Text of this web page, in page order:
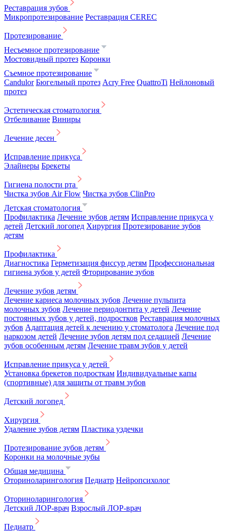
Реставрация зубов
Микропротезирование Реставрация CEREC
Протезирование
Несъемное протезирование
Мостовидный протез Коронки
Съемное протезирование
Candulor Бюгельный протез Acry Free QuattroTi Нейлоновый
протез
Эстетическая стоматология
Отбеливание Виниры
Лечение десен
Исправление прикуса
Элайнеры Брекеты
Гигиена полости рта
Чистка зубов Air Flow Чистка зубов ClinPro
Детская стоматология
Профилактика Лечение зубов детям Исправление прикуса у
детей Детский логопед Хирургия Протезирование зубов
детям
Профилактика
Диагностика Герметизация фиссур детям Профессиональная
гигиена зубов у детей Фторирование зубов
Лечение зубов детям
Лечение кариеса молочных зубов Лечение пульпита
молочных зубов Лечение периодонтита у детей Лечение
постоянных зубов у детей, подростков Реставрация молочных
зубов Адаптация детей к лечению у стоматолога Лечение под
наркозом детей Лечение зубов детям под седацией Лечение
зубов особенным детям Лечение травм зубов у детей
Исправление прикуса у детей
Установка брекетов подросткам Индивидуальные капы
(спортивные) для защиты от травм зубов
Детский логопед
Хирургия
Удаление зубов детям Пластика уздечки
Протезирование зубов детям
Коронки на молочные зубы
Общая медицина
Оториноларингология Педиатр Нейропсихолог
Оториноларингология
Детский ЛОР-врач Взрослый ЛОР-врач
Педиатр